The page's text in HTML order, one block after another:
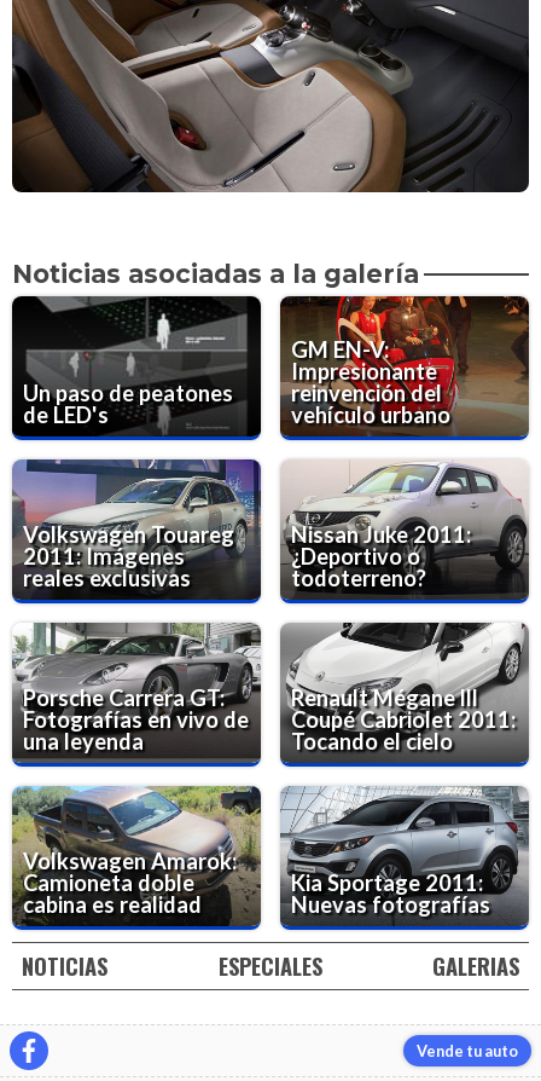
Noticias asociadas a la galería
Un paso de peatones
de LED's
GM EN-V:
Impresionante
reinvención del
vehículo urbano
Volkswagen Touareg
2011: Imágenes
reales exclusivas
Nissan Juke 2011:
¿Deportivo o
todoterreno?
Porsche Carrera GT:
Fotografías en vivo de
una leyenda
Renault Mégane lll
Coupé Cabriolet 2011:
Tocando el cielo
Volkswagen Amarok:
Camioneta doble
cabina es realidad
Kia Sportage 2011:
Nuevas fotografías
NOTICIAS ESPECIALES GALERIAS
Vende tu auto